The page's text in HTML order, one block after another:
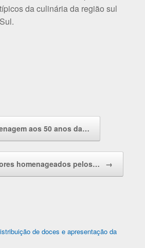
da culinária da região sul
aos 50 anos da…
homenageados pelos… →
de doces e apresentação da